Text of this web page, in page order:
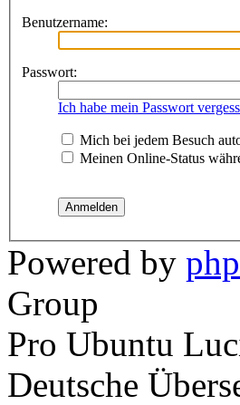
Benutzername:
Passwort:
Ich habe mein Passwort
Mich bei jedem Besuch
Meinen Online-Status
Powered by
Group
Pro Ubuntu
Deutsche